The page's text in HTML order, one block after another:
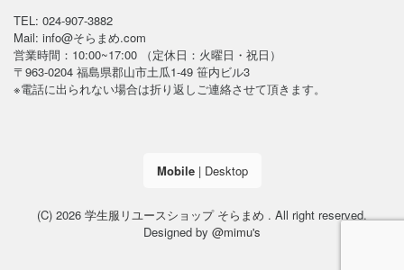
TEL: 024-907-3882
Mail: info@そらまめ.com
営業時間：10:00~17:00 （定休日：火曜日・祝日）
〒963-0204 福島県郡山市土瓜1-49 笹内ビル3
※電話に出られない場合は折り返しご連絡させて頂きます。
Mobile| Desktop
(C) 2026 学生服リユースショップ そらまめ . All right reserved.
Designed by @mimu's